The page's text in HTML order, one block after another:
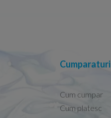
Cumparaturi
Cum cumpar
Cum platesc